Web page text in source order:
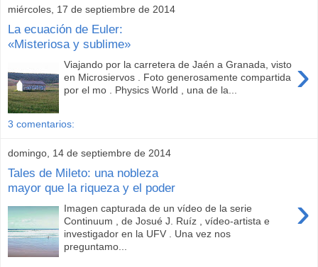
miércoles, 17 de septiembre de 2014
La ecuación de Euler:
«Misteriosa y sublime»
›
Viajando por la carretera de Jaén a Granada, visto
en Microsiervos . Foto generosamente compartida
por el mo . Physics World , una de la...
3 comentarios:
domingo, 14 de septiembre de 2014
Tales de Mileto: una nobleza
mayor que la riqueza y el poder
›
Imagen capturada de un vídeo de la serie
Continuum , de Josué J. Ruíz , vídeo-artista e
investigador en la UFV . Una vez nos
preguntamo...